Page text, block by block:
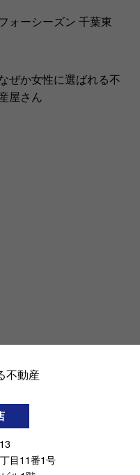
目11番1号